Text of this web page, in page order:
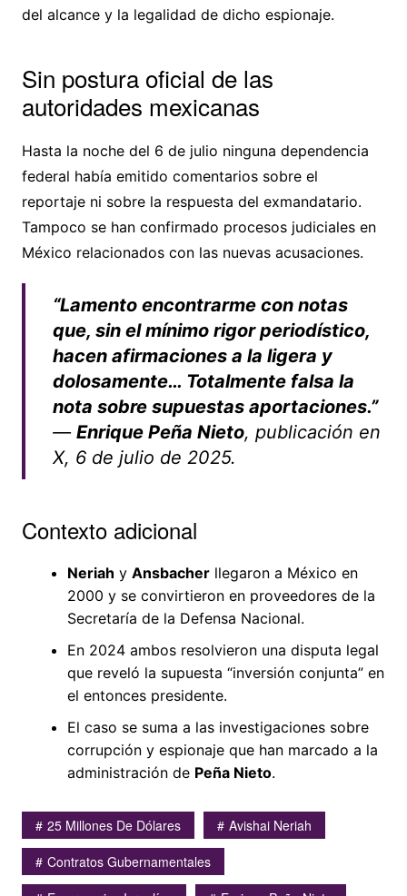
del alcance y la legalidad de dicho espionaje.
Sin postura oficial de las
autoridades mexicanas
Hasta la noche del 6 de julio ninguna dependencia
federal había emitido comentarios sobre el
reportaje ni sobre la respuesta del exmandatario.
Tampoco se han confirmado procesos judiciales en
México relacionados con las nuevas acusaciones.
“Lamento encontrarme con notas
que, sin el mínimo rigor periodístico,
hacen afirmaciones a la ligera y
dolosamente… Totalmente falsa la
nota sobre supuestas aportaciones.”
— Enrique Peña Nieto, publicación en
X, 6 de julio de 2025.
Contexto adicional
Neriah y Ansbacherllegaron a México en
2000 y se convirtieron en proveedores de la
Secretaría de la Defensa Nacional.
En 2024 ambos resolvieron una disputa legal
que reveló la supuesta “inversión conjunta” en
el entonces presidente.
El caso se suma a las investigaciones sobre
corrupción y espionaje que han marcado a la
administración de Peña Nieto.
25 Millones De Dólares
Avishai Neriah
Contratos Gubernamentales